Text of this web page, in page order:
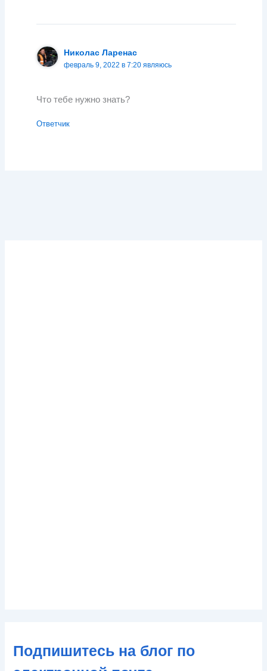
Николас Ларенас
февраль 9, 2022 в 7:20 являюсь
Что тебе нужно знать?
Ответчик
Подпишитесь на блог по